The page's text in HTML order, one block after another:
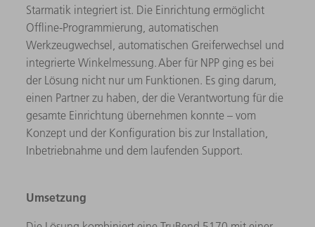
Starmatik integriert ist. Die Einrichtung ermöglicht
Offline-Programmierung, automatischen
Werkzeugwechsel, automatischen Greiferwechsel und
integrierte Winkelmessung. Aber für NPP ging es bei
der Lösung nicht nur um Funktionen. Es ging darum,
einen Partner zu haben, der die Verantwortung für die
gesamte Einrichtung übernehmen konnte – vom
Konzept und der Konfiguration bis zur Installation,
Inbetriebnahme und dem laufenden Support.
Umsetzung